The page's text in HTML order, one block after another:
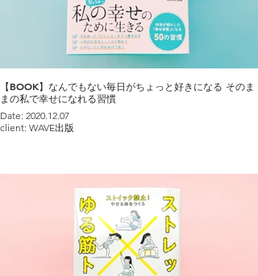
【BOOK】なんでもない毎日がちょっと好きになる そのま
まの私で幸せになれる習慣
Date: 2020.12.07
client: WAVE出版